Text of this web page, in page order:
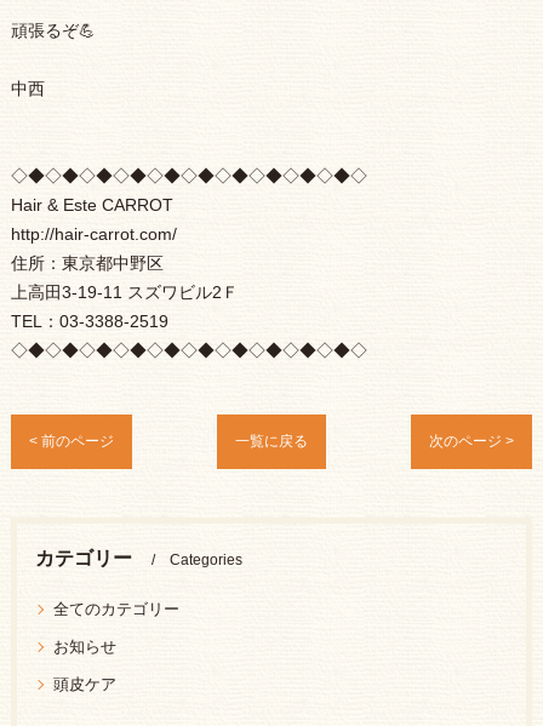
頑張るぞ💪
中西
◇◆◇◆◇◆◇◆◇◆◇◆◇◆◇◆◇◆◇◆◇
Hair & Este CARROT
http://hair-carrot.com/
住所：東京都中野区
上高田3-19-11 スズワビル2Ｆ
TEL：03-3388-2519
◇◆◇◆◇◆◇◆◇◆◇◆◇◆◇◆◇◆◇◆◇
< 前のページ 一覧に戻る 次のページ >
カテゴリー Categories
全てのカテゴリー
お知らせ
頭皮ケア